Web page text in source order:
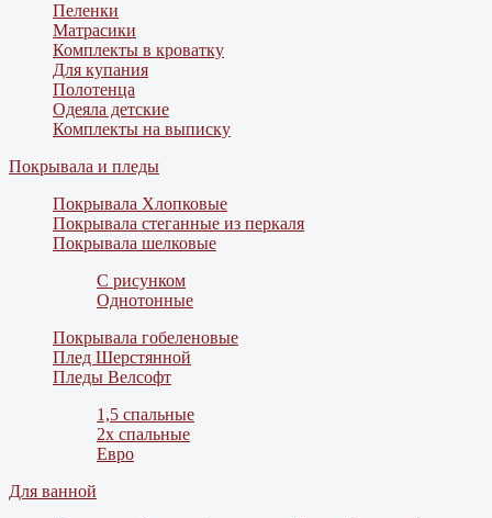
Пеленки
Матрасики
Комплекты в кроватку
Для купания
Полотенца
Одеяла детские
Комплекты на выписку
Покрывала и пледы
Покрывала Хлопковые
Покрывала стеганные из перкаля
Покрывала шелковые
С рисунком
Однотонные
Покрывала гобеленовые
Плед Шерстянной
Пледы Велсофт
1,5 спальные
2х спальные
Евро
Для ванной